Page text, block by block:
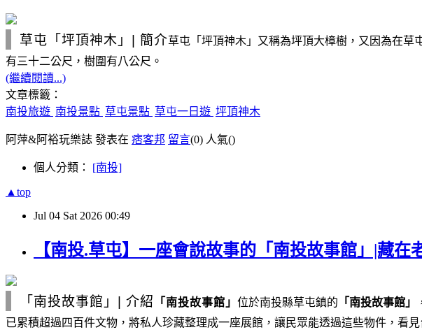
草屯「坪頂神木」 簡介草屯「坪頂神木」 又稱為坪頂大樟樹 ，又因為在草
有三十二公尺，樹圍有八公尺。
(繼續閱讀...)
文章標籤：
南投旅遊 南投景點 草屯景點 草屯一日遊 坪頂神木
阿萍&阿裕玩樂誌 發表在 痞客邦 留言(0) 人氣()
個人分類： [南投]
▲top
Jul 04 Sat 2026 00:49
【南投.草屯】一座會說故事的「南投故事館」|藏
「南投故事館」 | 介紹 「南投故事館」 位於南投縣草屯鎮的 「南投故事館」
已累積超過四百件文物，將私人珍藏整理成一座展館，讓民眾能透過這些物件，看見